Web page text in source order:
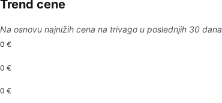
Trend cene
Na osnovu najnižih cena na trivago u poslednjih 30 dana
0 €
0 €
0 €